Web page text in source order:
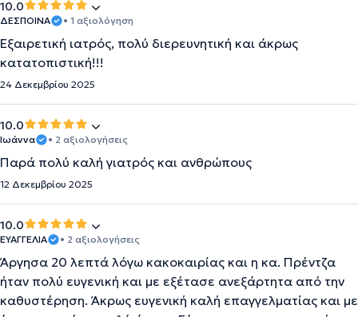
10.0
ΔΕΣΠΟΙΝΑ • 1 αξιολόγηση
Εξαιρετική ιατρός, πολύ διερευνητική και άκρως
κατατοπιστική!!!
24 Δεκεμβρίου 2025
10.0
Ιωάννα • 2 αξιολογήσεις
Παρά πολύ καλή γιατρός και ανθρώπους
12 Δεκεμβρίου 2025
10.0
ΕΥΑΓΓΕΛΙΑ • 2 αξιολογήσεις
Άργησα 20 λεπτά λόγω κακοκαιρίας και η κα. Πρέντζα
ήταν πολύ ευγενική και με εξέτασε ανεξάρτητα από την
καθυστέρηση. Άκρως ευγενική καλή επαγγελματίας και με